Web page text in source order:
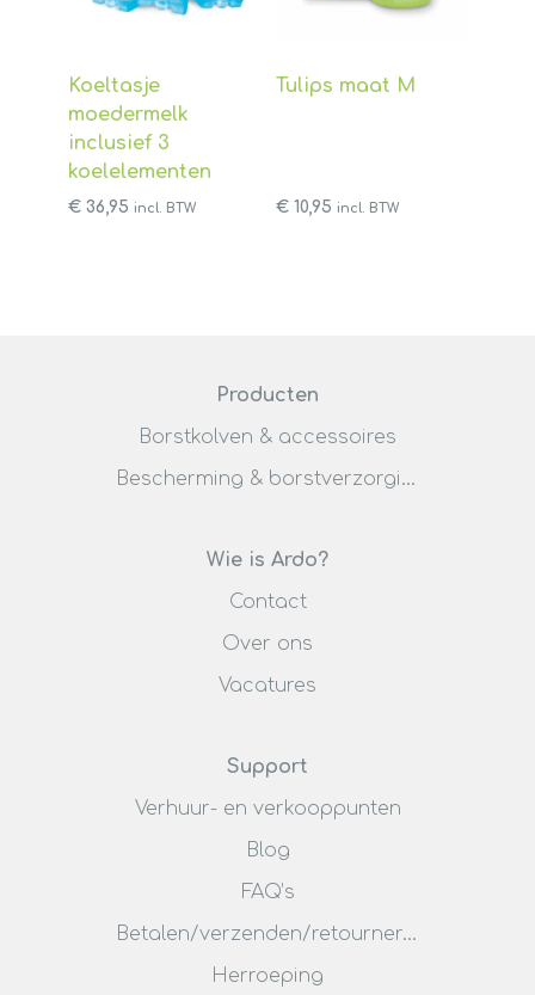
Koeltasje
moedermelk
inclusief 3
koelelementen
€36,95 incl. BTW
Tulips maat M
€10,95 incl. BTW
Producten
Borstkolven & accessoires
Bescherming & borstverzorging
Wie is Ardo?
Contact
Over ons
Vacatures
Support
Verhuur- en verkooppunten
Blog
FAQ’s
Betalen/verzenden/retourneren
Herroeping